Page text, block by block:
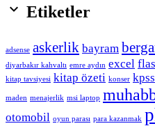
 Etiketler
adsense askerlik bayram
diyarbakır kahvaltı emre aydın excel
kitap tavsiyesi kitap özeti konser kpss
maden menajerlik msi laptop
otomobil oyun parası para kazanmak